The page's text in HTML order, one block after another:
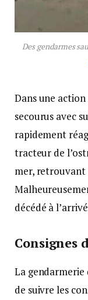
Des gendarmes
Dans une
secourus avec
rapidement
tracteur de
mer,
décédé à
Consignes
La gendarmerie
de suivre les